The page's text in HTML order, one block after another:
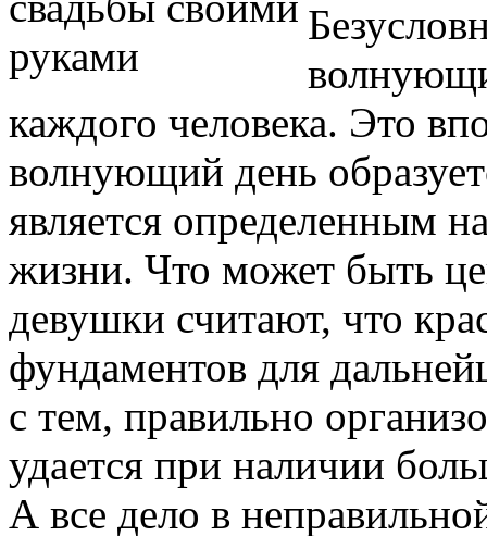
каждого человека. Это
волнующий день
является определенным
жизни. Что может быть
девушки считают, что
фундаментов для
с тем, правильно
удается при наличии
А все дело в